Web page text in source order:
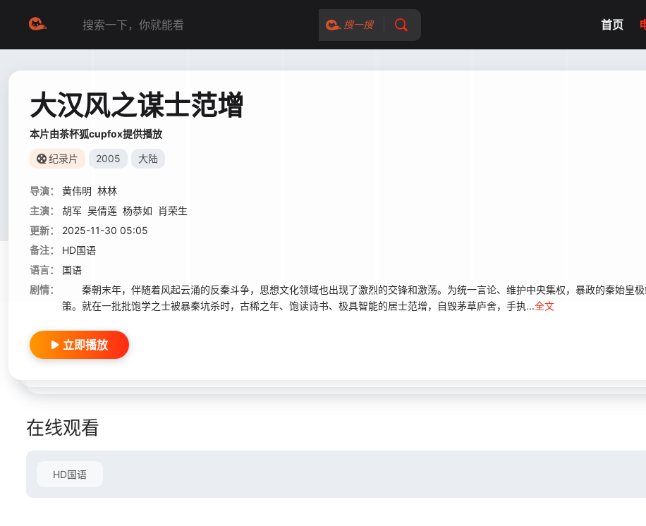
搜一搜 首页
大汉风之谋士范增
本片由茶杯狐cupfox提供播放
纪录片 2005 大陆
导演： 黄伟明 林林
主演：
胡军 吴倩莲 杨恭如
肖荣生
更新：
2025-11-30 05:05
备注：
HD国语
语言：
国语
剧情：
秦朝末年，伴随着风起云涌的反秦斗争，思想文化领域也出现了激烈的交锋和激荡。为统一言论、维护中央集权，暴政的秦始皇极
策。就在一批批饱学之士被暴秦坑杀时，古稀之年、饱读诗书、极具智能的居士范增，自毁茅草庐舍，手执...全文
立即播放
在线观看
HD国语